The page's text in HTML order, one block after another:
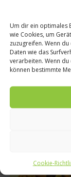
Um dir ein optimales
wie Cookies, um
zuzugreifen. Wenn
Daten wie das
verarbeiten. Wenn
können bestimmte
Cookie-